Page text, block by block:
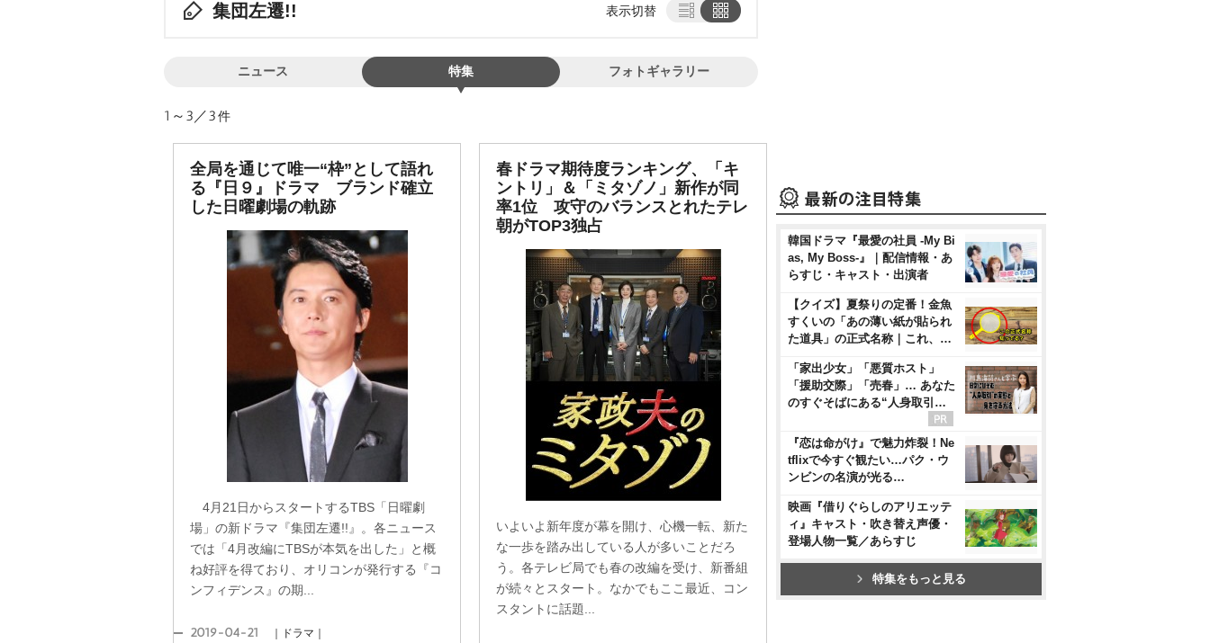
集団左遷!! 表示切替
ニュース 特集 フォトギャラリー
1～3／3件
全局を通じて唯一“枠”として語れ
る『日９』ドラマ ブランド確立
した日曜劇場の軌跡
4月21日からスタートするTBS「日曜劇
場」の新ドラマ『集団左遷!!』。各ニュース
では「4月改編にTBSが本気を出した」と概
ね好評を得ており、オリコンが発行する『コ
ンフィデンス』の期...
2019-04-21 ｜ドラマ｜
春ドラマ期待度ランキング、「キ
ントリ」＆「ミタゾノ」新作が同
率1位 攻守のバランスとれたテレ
朝がTOP3独占
いよいよ新年度が幕を開け、心機一転、新た
な一歩を踏み出している人が多いことだろ
う。各テレビ局でも春の改編を受け、新番組
が続々とスタート。なかでもここ最近、コン
スタントに話題...
韓国ドラマ『最愛の社員 -My Bi
as, My Boss-』｜配信情報・あ
らすじ・キャスト・出演者
【クイズ】夏祭りの定番！金魚
すくいの「あの薄い紙が貼られ
た道具」の正式名称｜これ、…
「家出少女」「悪質ホスト」
「援助交際」「売春」… あなた
のすぐそばにある“人身取引…
『恋は命がけ』で魅力炸裂！Ne
tflixで今すぐ観たい…パク・ウ
ンビンの名演が光る…
映画『借りぐらしのアリエッテ
ィ』キャスト・吹き替え声優・
登場人物一覧／あらすじ
特集をもっと見る